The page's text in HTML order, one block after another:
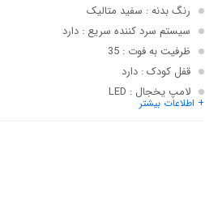
رنگ بدنه: سفید متالیک
سیستم سرد کننده سریع: دارد
ظرفيت به فوت: 35
قفل کودک: دارد
لامپ یخجال: LED
+ اطلاعات بیشتر